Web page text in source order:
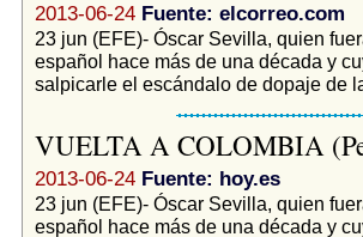
2013-06-24 Fuente: elcorreo.com
23 jun (EFE)- Óscar Sevilla, quien
español hace más de una década y
salpicarle el escándalo de dopaje de
VUELTA A COLOMBIA
2013-06-24 Fuente: hoy.es
23 jun (EFE)- Óscar Sevilla, quien
español hace más de una década y